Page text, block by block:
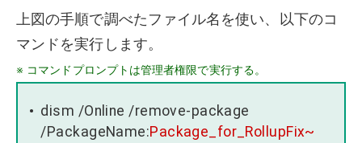
上図の手順で調べたファイル名を使い、以下のコ
マンドを実行します。
※ コマンドプロンプトは管理者権限で実行する。
dism /Online /remove-package
/PackageName:Package_for_RollupFix~